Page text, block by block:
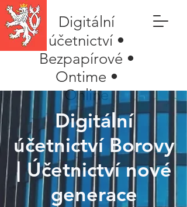
Digitální
účetnictví •
Bezpapírové •
Ontime •
Online
Digitální
účetnictví Borovy
| Účetnictví nové
generace